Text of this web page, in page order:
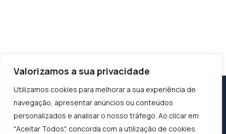
Valorizamos a sua privacidade
Utilizamos cookies para melhorar a sua experiência de
navegação, apresentar anúncios ou conteúdos
personalizados e analisar o nosso tráfego. Ao clicar em
"Aceitar Todos", concorda com a utilização de cookies.